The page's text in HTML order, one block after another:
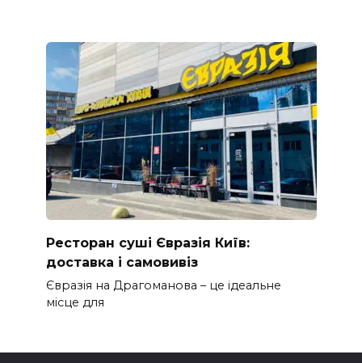
Ресторан суші Євразія Київ:
доставка і самовивіз
Євразія на Драгоманова – це ідеальне
місце для